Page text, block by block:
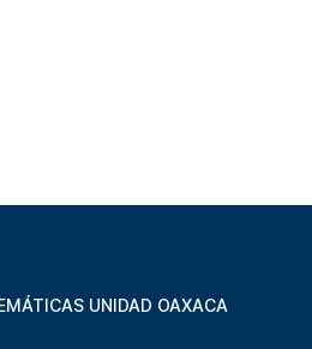
UNIDAD OAXACA